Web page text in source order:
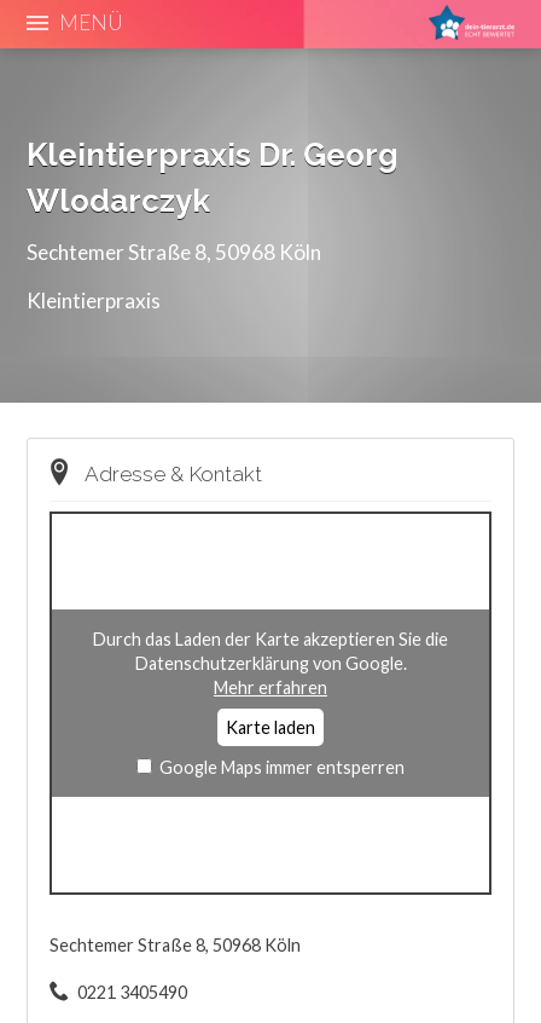
MENÜ
Kleintierpraxis Dr. Georg
Wlodarczyk
Sechtemer Straße 8, 50968 Köln
Kleintierpraxis
Adresse & Kontakt
Durch das Laden der Karte akzeptieren Sie die
Datenschutzerklärung von Google.
Mehr erfahren
Karte laden
Google Maps immer entsperren
Sechtemer Straße 8, 50968 Köln
0221 3405490